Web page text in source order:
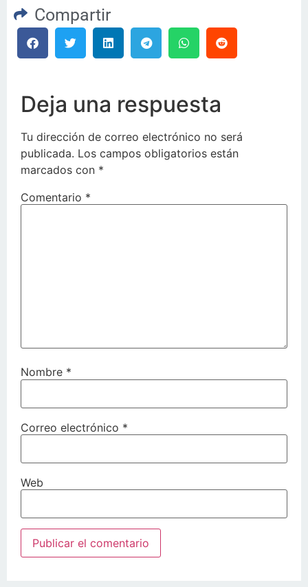
Compartir
Deja una respuesta
Tu dirección de correo electrónico no será
publicada. Los campos obligatorios están
marcados con *
Comentario *
Nombre *
Correo electrónico *
Web